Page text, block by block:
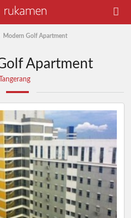
Modern Golf Apartment
Apartment
Tangerang